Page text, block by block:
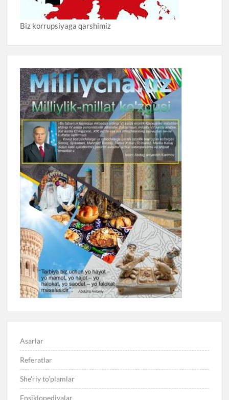
Biz korrupsiyaga qarshimiz
Asarlar
Referatlar
She’riy to’plamlar
Ensiklopediyalar